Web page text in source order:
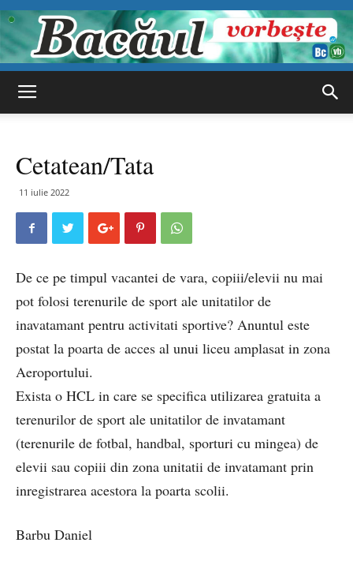
Cetatean/Tata
11 iulie 2022
De ce pe timpul vacantei de vara, copiii/elevii nu mai
pot folosi terenurile de sport ale unitatilor de
inavatamant pentru activitati sportive? Anuntul este
postat la poarta de acces al unui liceu amplasat in zona
Aeroportului.
Exista o HCL in care se specifica utilizarea gratuita a
terenurilor de sport ale unitatilor de invatamant
(terenurile de fotbal, handbal, sporturi cu mingea) de
elevii sau copiii din zona unitatii de invatamant prin
inregistrarea acestora la poarta scolii.
Barbu Daniel